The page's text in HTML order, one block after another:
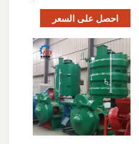
احصل على السعر